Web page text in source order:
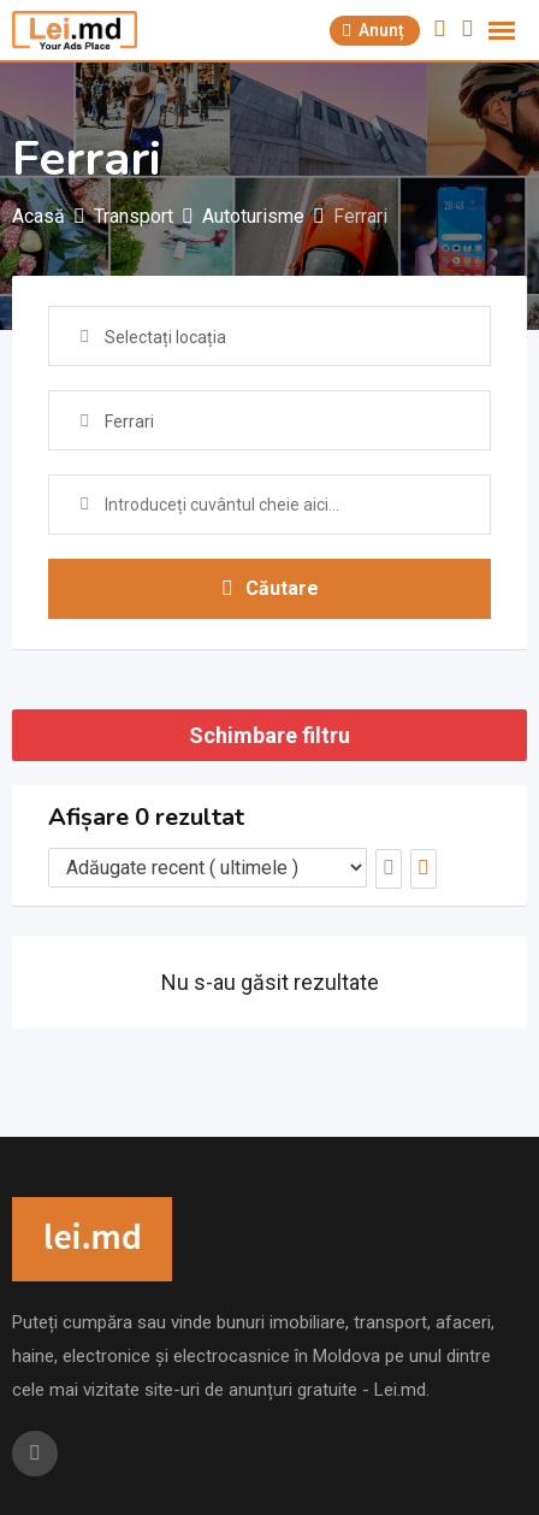
Săriți
la
Anunț
Ferrari
Acasă Transport Autoturisme Ferrari
Selectați locația
Ferrari
Căutare
Schimbare filtru
Afișare 0 rezultat
Nu s-au găsit rezultate
Puteți cumpăra sau vinde bunuri imobiliare, transport, afaceri,
haine, electronice și electrocasnice în Moldova pe unul dintre
cele mai vizitate site-uri de anunțuri gratuite - Lei.md.